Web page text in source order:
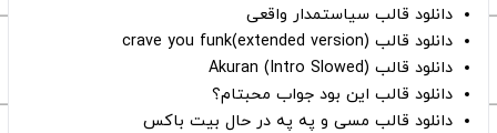
دانلود قالب سیاستمدار واقعی
دانلود قالب crave you funk(extended version)
دانلود قالب (Intro Slowed) Akuran
دانلود قالب این بود جواب محبتام؟
دانلود قالب مسی و په په در حال بیت باکس